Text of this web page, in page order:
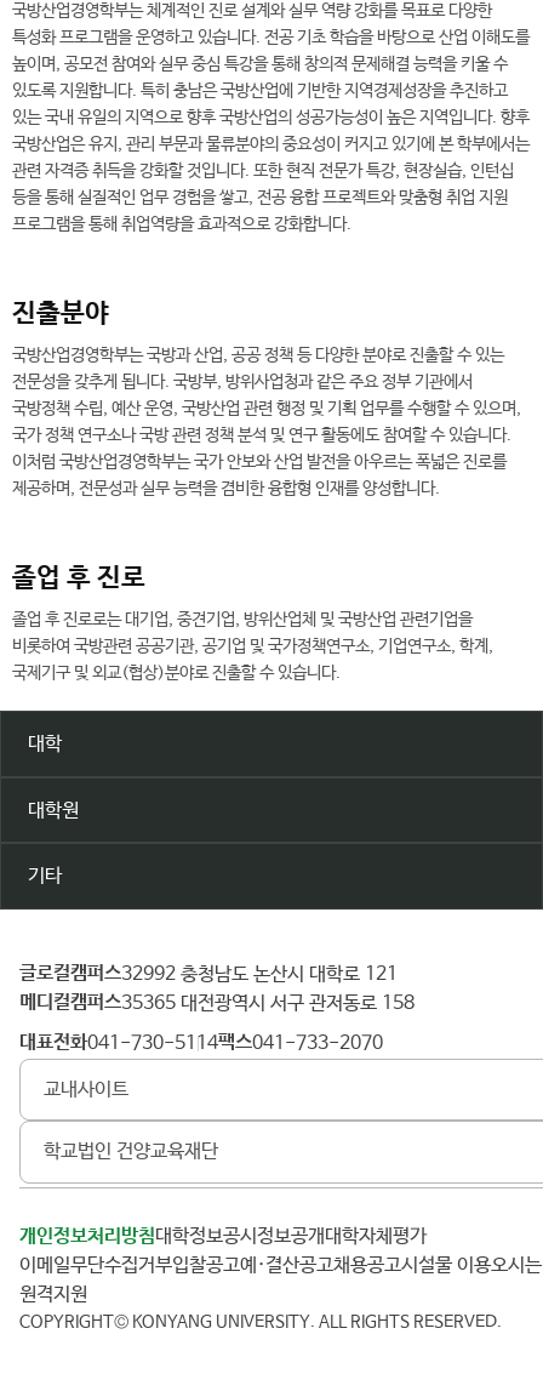
국방산업경영학부는 체계적인 진로 설계와 실무 역량 강화를 목표로 다양한
특성화 프로그램을 운영하고 있습니다. 전공 기초 학습을 바탕으로 산업 이해도를
높이며, 공모전 참여와 실무 중심 특강을 통해 창의적 문제해결 능력을 키울 수
있도록 지원합니다. 특히 충남은 국방산업에 기반한 지역경제성장을 추진하고
있는 국내 유일의 지역으로 향후 국방산업의 성공가능성이 높은 지역입니다. 향후
국방산업은 유지, 관리 부문과 물류분야의 중요성이 커지고 있기에 본 학부에서는
관련 자격증 취득을 강화할 것입니다. 또한 현직 전문가 특강, 현장실습, 인턴십
등을 통해 실질적인 업무 경험을 쌓고, 전공 융합 프로젝트와 맞춤형 취업 지원
프로그램을 통해 취업역량을 효과적으로 강화합니다.
진출분야
국방산업경영학부는 국방과 산업, 공공 정책 등 다양한 분야로 진출할 수 있는
전문성을 갖추게 됩니다. 국방부, 방위사업청과 같은 주요 정부 기관에서
국방정책 수립, 예산 운영, 국방산업 관련 행정 및 기획 업무를 수행할 수 있으며,
국가 정책 연구소나 국방 관련 정책 분석 및 연구 활동에도 참여할 수 있습니다.
이처럼 국방산업경영학부는 국가 안보와 산업 발전을 아우르는 폭넓은 진로를
제공하며, 전문성과 실무 능력을 겸비한 융합형 인재를 양성합니다.
졸업 후 진로
졸업 후 진로로는 대기업, 중견기업, 방위산업체 및 국방산업 관련기업을
비롯하여 국방관련 공공기관, 공기업 및 국가정책연구소, 기업연구소, 학계,
국제기구 및 외교(협상)분야로 진출할 수 있습니다.
대학
대학원
기타
건
양
대
학
글로컬캠퍼스 32992 충청남도 논산시 대학로 121
메디컬캠퍼스 35365 대전광역시 서구 관저동로 158
대표전화 041-730-5114 팩스 041-733-2070
교내사이트
학교법인 건양교육재단
개인정보처리방침 대학정보공시 정보공개
대학자체평가
이메일무단수집거부
입찰공고 예·결산공고 채용공고 시설물 이용
오시
원격지원
COPYRIGHT© KONYANG UNIVERSITY. ALL RIGHTS RESERVED.